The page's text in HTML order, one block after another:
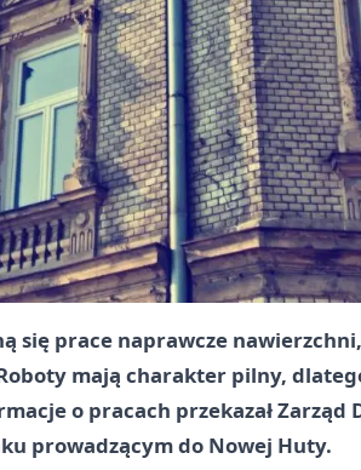
się prace naprawcze
mają charakter pilny,
o pracach przekazał Zarząd
prowadzącym do Nowej Huty.